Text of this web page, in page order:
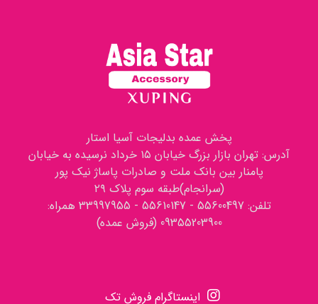
پخش عمده بدلیجات آسیا استار
آدرس: تهران بازار بزرگ خیابان ۱۵ خرداد نرسیده به خیابان
پامنار بین بانک ملت و صادرات پاساژ نیک پور
(سرانجام)طبقه سوم پلاک ۲۹
تلفن: 55600497 - 55610147 - 33997955 همراه:
09355203900 (فروش عمده)
اینستاگرام فروش تک